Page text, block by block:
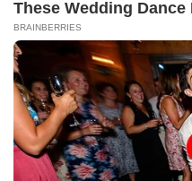
Серіали
Символіка та значення
Сім'я